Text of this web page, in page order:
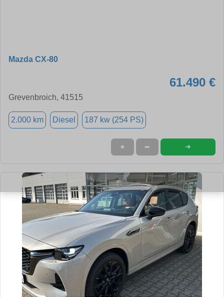
Mazda CX-80
61.490 €
Grevenbroich, 41515
2.000 km Diesel 187 kw (254 PS)
★ ➦ ➜